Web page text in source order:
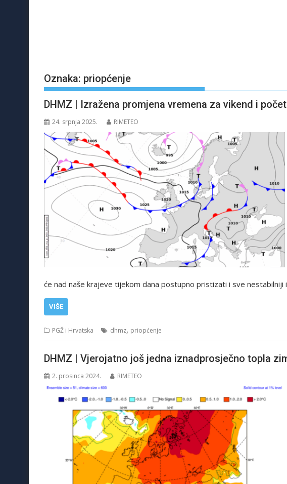
Oznaka: priopćenje
DHMZ | Izražena promjena vremena za vikend i
24. srpnja 2025. RIMETEO
će nad naše krajeve tijekom dana postupno pristizati i sve
VIŠE
PGŽ i Hrvatska dhmz, priopćenje
DHMZ | Vjerojatno još jedna iznadprosječno topla
2. prosinca 2024. RIMETEO